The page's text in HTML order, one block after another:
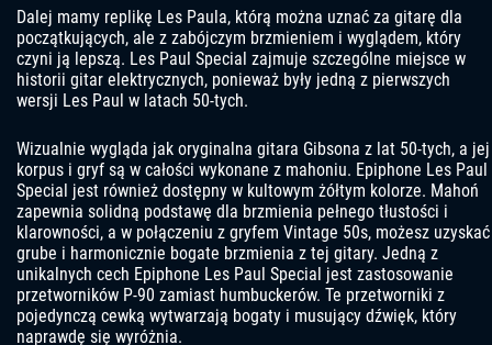
Dalej mamy replikę Les Paula, którą można uznać za gitarę dla
początkujących, ale z zabójczym brzmieniem i wyglądem, który
czyni ją lepszą. Les Paul Special zajmuje szczególne miejsce w
historii gitar elektrycznych, ponieważ były jedną z pierwszych
wersji Les Paul w latach 50-tych.
Wizualnie wygląda jak oryginalna gitara Gibsona z lat 50-tych, a jej
korpus i gryf są w całości wykonane z mahoniu. Epiphone Les Paul
Special jest również dostępny w kultowym żółtym kolorze. Mahoń
zapewnia solidną podstawę dla brzmienia pełnego tłustości i
klarowności, a w połączeniu z gryfem Vintage 50s, możesz uzyskać
grube i harmonicznie bogate brzmienia z tej gitary. Jedną z
unikalnych cech Epiphone Les Paul Special jest zastosowanie
przetworników P-90 zamiast humbuckerów. Te przetworniki z
pojedynczą cewką wytwarzają bogaty i musujący dźwięk, który
naprawdę się wyróżnia.